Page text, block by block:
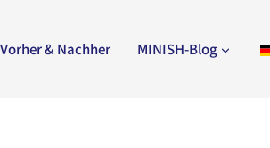
Vorher & Nachher MINISH-Blog